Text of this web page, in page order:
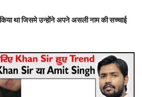
था जिसमे उन्होंने अपने असली नाम की सच्चाई